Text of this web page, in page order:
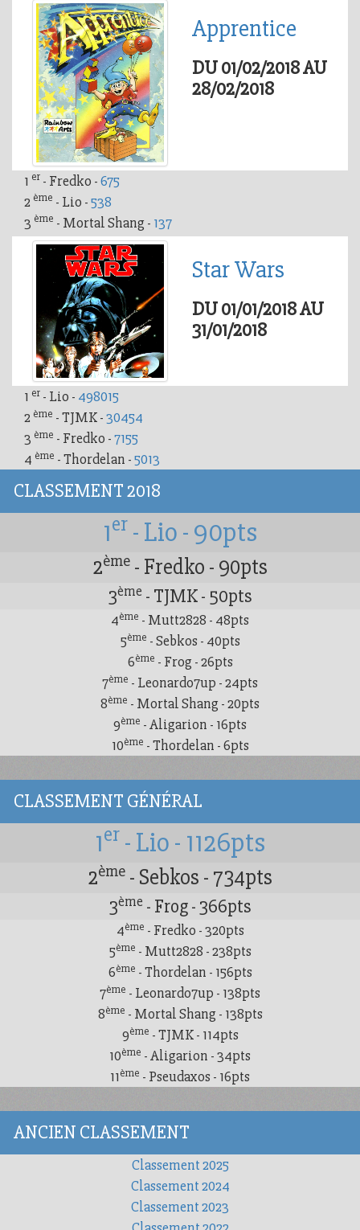
Apprentice
DU 01/02/2018 AU
28/02/2018
1 er - Fredko -675
2 ème - Lio -538
3 ème - Mortal Shang - 137
Star Wars
DU 01/01/2018 AU
31/01/2018
1 er - Lio - 498015
2 ème - TJMK -30454
3 ème - Fredko -7155
4 ème - Thordelan -5013
CLASSEMENT 2018
1er - Lio - 90pts
2ème - Fredko - 90pts
3ème - TJMK - 50pts
4ème - Mutt2828 - 48pts
5ème - Sebkos - 40pts
6ème - Frog - 26pts
7ème - Leonardo7up - 24pts
8ème - Mortal Shang - 20pts
9ème - Aligarion - 16pts
10ème - Thordelan - 6pts
CLASSEMENT GÉNÉRAL
1er - Lio - 1126pts
2ème - Sebkos - 734pts
3ème - Frog - 366pts
4ème - Fredko - 320pts
5ème - Mutt2828 - 238pts
6ème - Thordelan - 156pts
7ème - Leonardo7up - 138pts
8ème - Mortal Shang - 138pts
9ème - TJMK - 114pts
10ème - Aligarion - 34pts
11ème - Pseudaxos - 16pts
ANCIEN CLASSEMENT
Classement 2025
Classement 2024
Classement 2023